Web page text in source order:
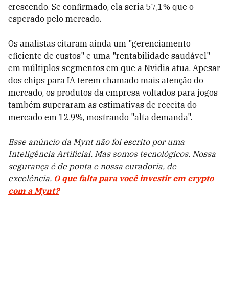
crescendo. Se confirmado, ela seria 57,1% que o
esperado pelo mercado.
Os analistas citaram ainda um "gerenciamento
eficiente de custos" e uma "rentabilidade saudável"
em múltiplos segmentos em que a Nvidia atua. Apesar
dos chips para IA terem chamado mais atenção do
mercado, os produtos da empresa voltados para jogos
também superaram as estimativas de receita do
mercado em 12,9%, mostrando "alta demanda".
Esse anúncio da Mynt não foi escrito por uma
Inteligência Artificial. Mas somos tecnológicos. Nossa
segurança é de ponta e nossa curadoria, de
excelência. O que falta para você investir em crypto
com a Mynt?